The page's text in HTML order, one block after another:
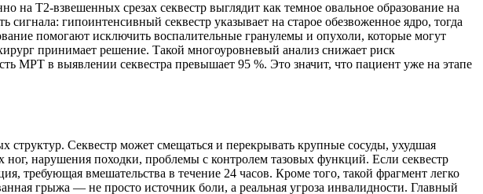
T2-взвешенных срезах секвестр выглядит как темное овальное образование на
гипоинтенсивный секвестр указывает на старое обезвоженное ядро, тогда
помогают исключить воспалительные гранулемы и опухоли, которые могут
принимает решение. Такой многоуровневый анализ снижает риск
МРТ в выявлении секвестра превышает 95 %. Это значит, что пациент уже на этапе
Секвестр может смещаться и перекрывать крупные сосуды, ухудшая
нарушения походки, проблемы с контролем тазовых функций. Если секвестр
требующая вмешательства в течение 24 часов. Кроме того, такой фрагмент легко
грыжа — не просто источник боли, а реальная угроза инвалидности. Главный